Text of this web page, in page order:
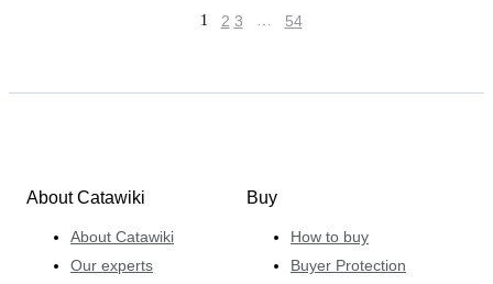
1 2 3 … 54
About Catawiki
About Catawiki
Our experts
Buy
How to buy
Buyer Protection